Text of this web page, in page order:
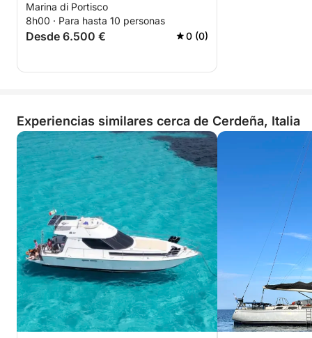
Maddalena y Caprera
Marina di Portisco
8h00 · Para hasta 10 personas
Desde 6.500 € 0 (0)
Experiencias similares cerca de Cerdeña, Italia